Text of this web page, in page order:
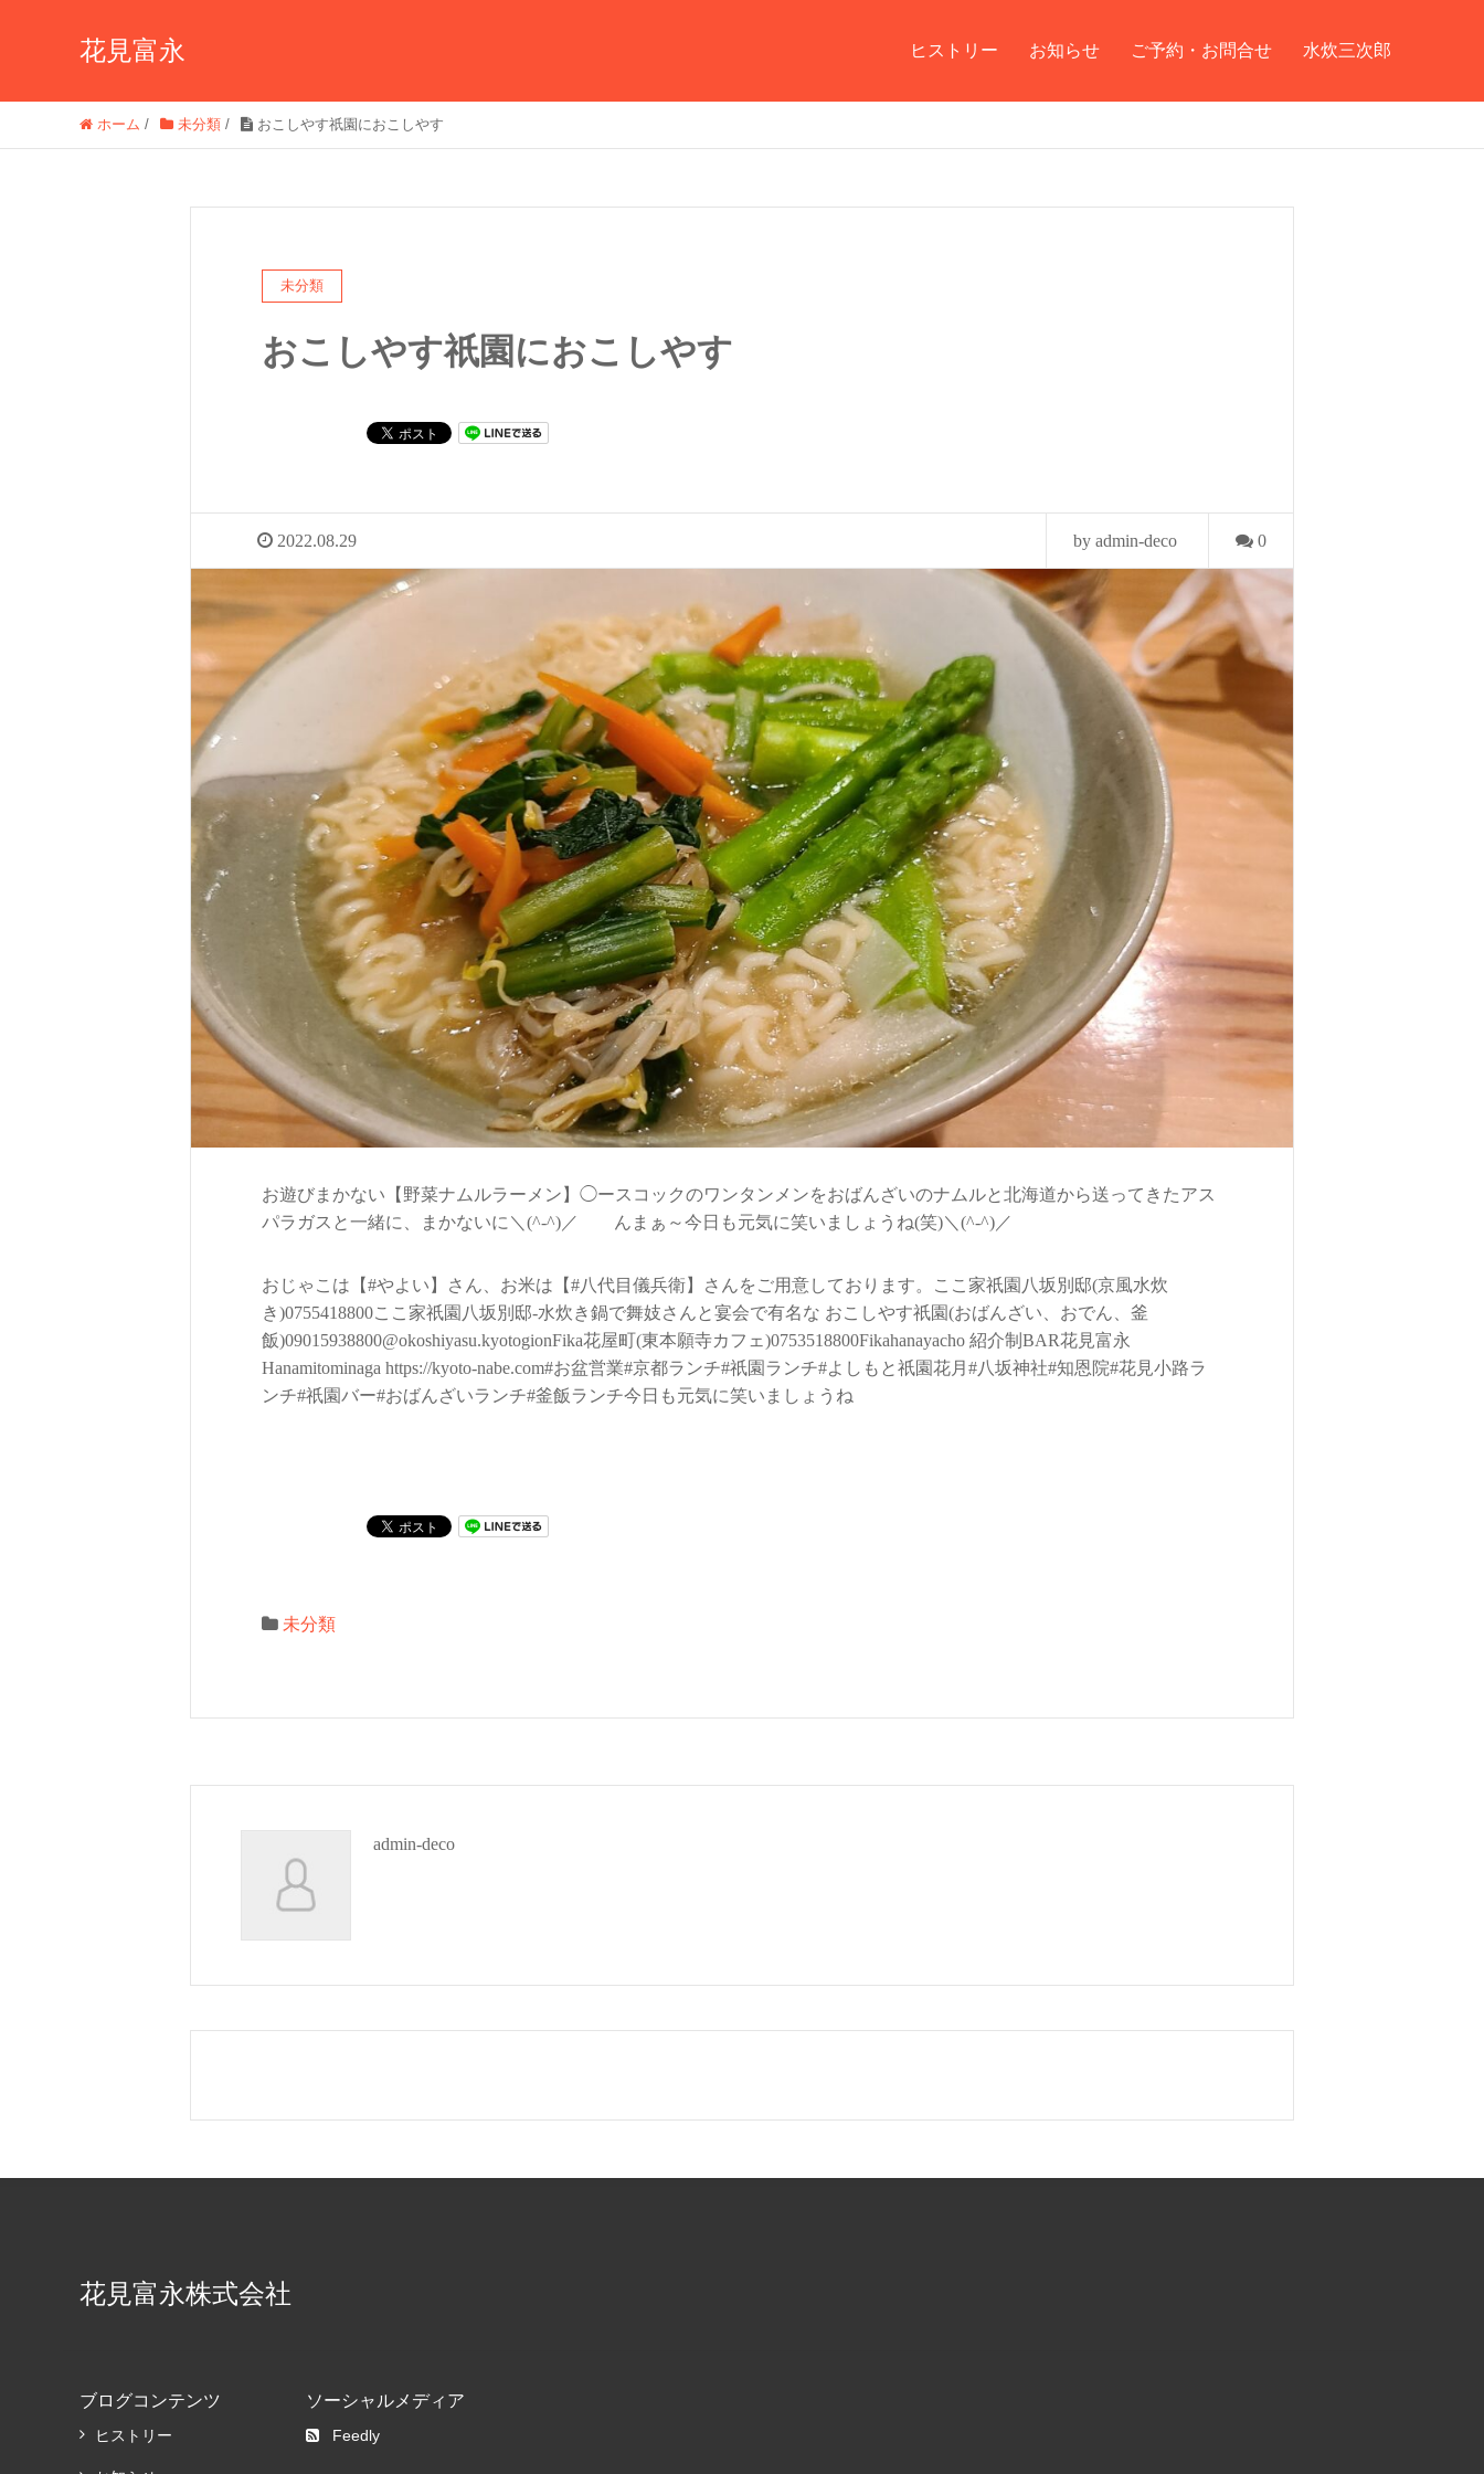
花見富永 ヒストリー お知らせ ご予約・お問合せ 水炊三次郎
ホーム / 未分類 / おこしやす祇園におこしやす
未分類
おこしやす祇園におこしやす
2022.08.29 by admin-deco 0
お遊びまかない【野菜ナムルラーメン】◯ースコックのワンタンメンをおばんざいのナムルと北海道から送ってきたアス
パラガスと一緒に、まかないに＼(^-^)／ んまぁ～今日も元気に笑いましょうね(笑)＼(^-^)／
おじゃこは【#やよい】さん、お米は【#八代目儀兵衛】さんをご用意しております。ここ家祇園八坂別邸(京風水炊
き)0755418800ここ家祇園八坂別邸-水炊き鍋で舞妓さんと宴会で有名な おこしやす祇園(おばんざい、おでん、釜
飯)09015938800@okoshiyasu.kyotogionFika花屋町(東本願寺カフェ)0753518800Fikahanayacho 紹介制BAR花見富永
Hanamitominaga https://kyoto-nabe.com#お盆営業#京都ランチ#祇園ランチ#よしもと祇園花月#八坂神社#知恩院#花見小路ラ
ンチ#祇園バー#おばんざいランチ#釜飯ランチ今日も元気に笑いましょうね
未分類
admin-deco
花見富永株式会社
ブログコンテンツ
ヒストリー
ソーシャルメディア
Feedly